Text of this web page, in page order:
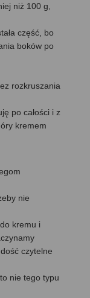
niż 100 g,
część, bo
boków po
rozkruszania
po całości i z
kremem
nie
kremu i
czytelne
nie tego typu